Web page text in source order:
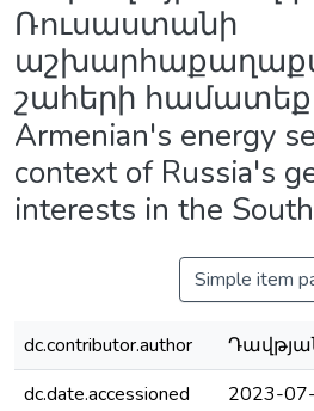
Ռուսաստանի
շահերի
Armenian's energy
context of Russia's
interests in the
Simple item
dc.contributor.author
dc.date.accessioned
2023-